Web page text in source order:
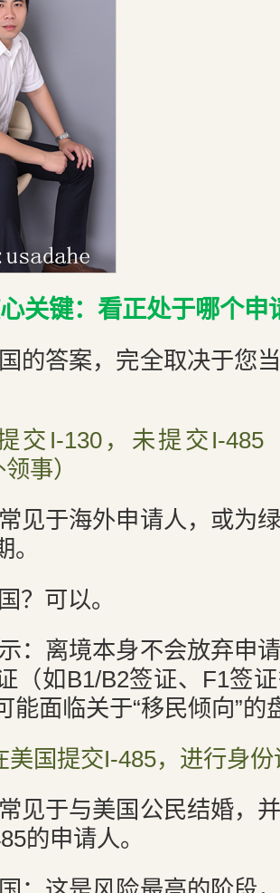
关键：看正处于哪个申
的答案，完全取决于您
交I-130，未提交I-485
事）
见于海外申请人，或为
？可以。
：离境本身不会放弃申
（如B1/B2签证、F1签
能面临关于“移民倾向”的
美国提交I-485，进行身份
见于与美国公民结婚，
的申请人。